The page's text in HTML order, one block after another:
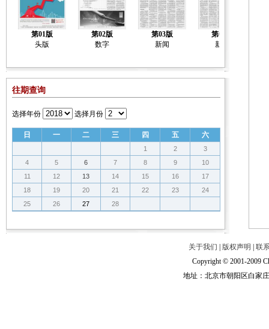
第01版
头版
第02版
数字
第03版
新闻
第04版
新闻
往期查询
选择年份 选择月份
日 一 二 三 四 五 六
1 2
3
4
5 6 7 8 9
10
11
12 13 14 15 16
17
18
19 20 21 22 23
24
25
26 27 28
关于我们 版权声明
联
Copyright © 2001-2009
地址：北京市朝阳区白家